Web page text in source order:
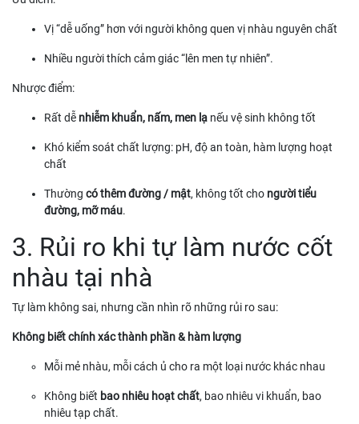
Vị “dễ uống” hơn với người không quen vị nhàu nguyên chất
Nhiều người thích cảm giác “lên men tự nhiên”.
Nhược điểm:
Rất dễ nhiễm khuẩn, nấm, men lạ nếu vệ sinh không tốt
Khó kiểm soát chất lượng: pH, độ an toàn, hàm lượng hoạt
chất
Thường có thêm đường / mật, không tốt cho người tiểu
đường, mỡ máu.
3. Rủi ro khi tự làm nước cốt
nhàu tại nhà
Tự làm không sai, nhưng cần nhìn rõ những rủi ro sau:
Không biết chính xác thành phần & hàm lượng
Mỗi mẻ nhàu, mỗi cách ủ cho ra một loại nước khác nhau
Không biết bao nhiêu hoạt chất, bao nhiêu vi khuẩn, bao
nhiêu tạp chất.